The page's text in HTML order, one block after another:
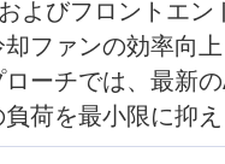
よびフロントエ
ファンの効率向
ローチでは、最新
荷を最小限に抑